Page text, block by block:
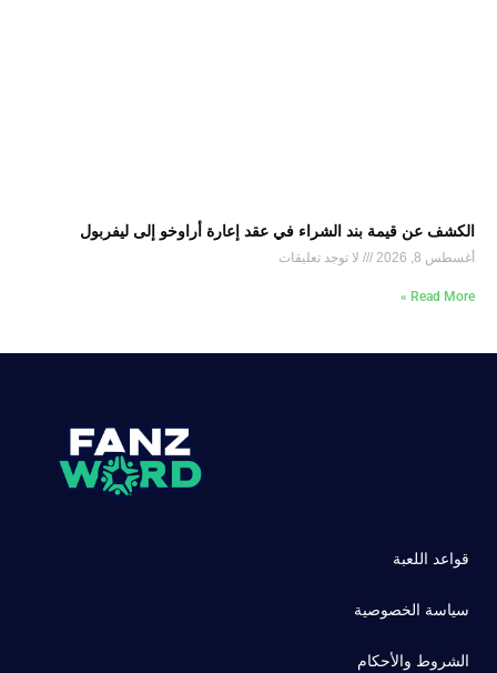
الكشف عن قيمة بند الشراء في عقد إعارة أراوخو إلى ليفربول
أغسطس 8, 2026 لا توجد تعليقات
Read More »
قواعد اللعبة
سياسة الخصوصية
الشروط والأحكام